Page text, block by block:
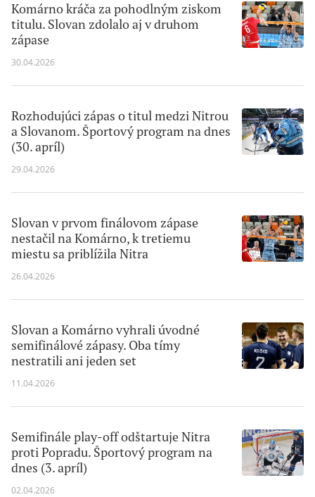
Komárno kráča za pohodlným ziskom
titulu. Slovan zdolalo aj v druhom
zápase
30.04.2026
Rozhodujúci zápas o titul medzi Nitrou
a Slovanom. Športový program na dnes
(30. apríl)
29.04.2026
Slovan v prvom finálovom zápase
nestačil na Komárno, k tretiemu
miestu sa priblížila Nitra
26.04.2026
Slovan a Komárno vyhrali úvodné
semifinálové zápasy. Oba tímy
nestratili ani jeden set
11.04.2026
Semifinále play-off odštartuje Nitra
proti Popradu. Športový program na
dnes (3. apríl)
02.04.2026